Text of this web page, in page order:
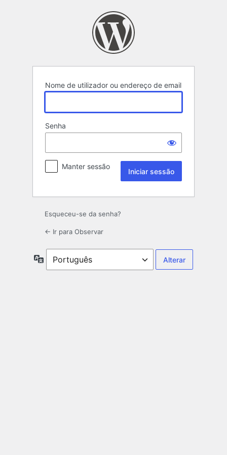
Nome de utilizador ou endereço de email
Senha
Manter sessão
Esqueceu-se da senha?
← Ir para Observar
Idioma